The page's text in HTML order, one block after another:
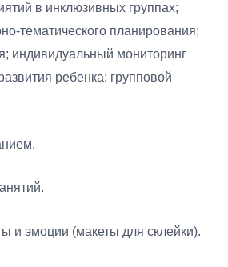
в инклюзивных группах;
тематического планирования;
индивидуальный мониторинг
ребенка; групповой
и эмоции (макеты для склейки).